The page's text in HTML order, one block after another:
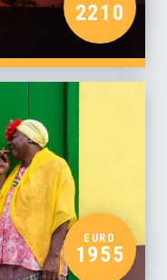
2210
EURO
1955